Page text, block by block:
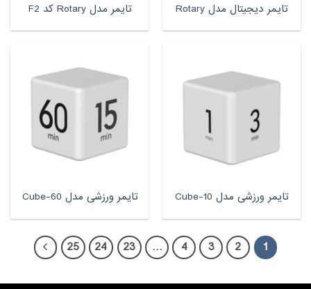
تایمر دیجیتال مدل Rotary تایمر مدل Rotary کد F2
تایمر ورزشی مدل Cube-10 تایمر ورزشی مدل Cube-60
1
2
3
4
…
23
24
25